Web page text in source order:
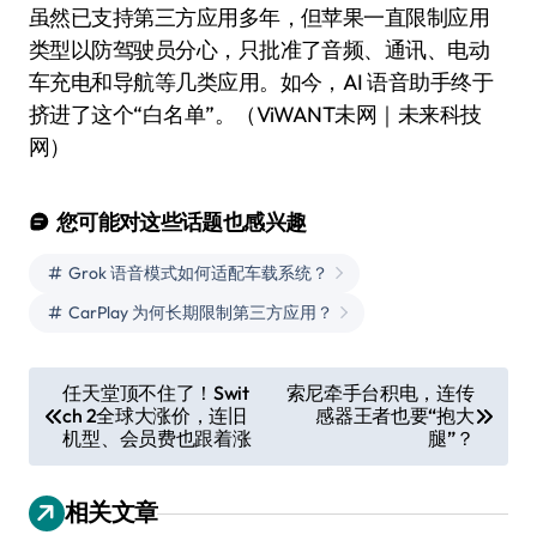
虽然已支持第三方应用多年，但苹果一直限制应用
类型以防驾驶员分心，只批准了音频、通讯、电动
车充电和导航等几类应用。如今，AI 语音助手终于
挤进了这个“白名单”。（ViWANT未网｜未来科技
网）
您可能对这些话题也感兴趣
Grok 语音模式如何适配车载系统？
CarPlay 为何长期限制第三方应用？
章
导
航
任天堂顶不住了！Swit
ch 2全球大涨价，连旧
机型、会员费也跟着涨
索尼牵手台积电，连传
感器王者也要“抱大
腿”？
相关文章